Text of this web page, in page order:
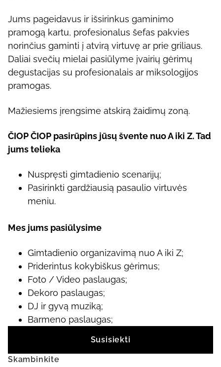
Jums pageidavus ir išsirinkus gaminimo
pramogą kartu, profesionalus šefas pakvies
norinčius gaminti į atvirą virtuvę ar prie griliaus.
Daliai svečių mielai pasiūlyme įvairių gėrimų
degustacijas su profesionalais ar miksologijos
pramogas.
Mažiesiems įrengsime atskirą žaidimų zoną.
ČIOP ČIOP pasirūpins jūsų švente nuo A iki Z. Tad
jums telieka
Nuspręsti gimtadienio scenarijų;
Pasirinkti gardžiausią pasaulio virtuvės
meniu.
Mes jums pasiūlysime
Gimtadienio organizavimą nuo A iki Z;
Priderintus kokybiškus gėrimus;
Foto / Video paslaugas;
Dekoro paslaugas;
DJ ir gyvą muziką;
Barmeno paslaugas;
Susisiekti
Skambinkite